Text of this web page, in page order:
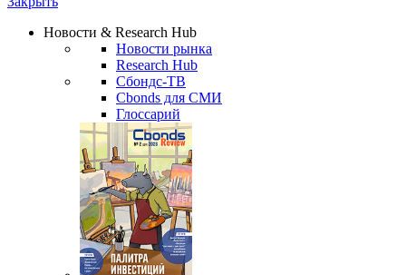
Сбондс Люди
Новости & Research Hub
Новости рынка
Research Hub
Сбондс-ТВ
Cbonds для СМИ
Глоссарий